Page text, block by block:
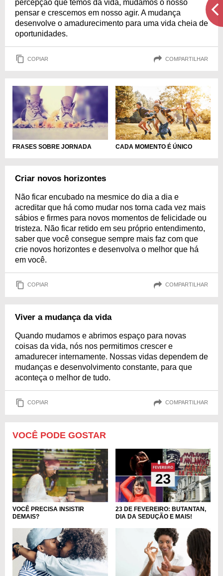
percepção que temos da vida, mudamos o nosso
pensar e crescemos em nosso agir. A mudança
desenvolve o amadurecimento para uma vida cheia de
oportunidades.
COPIAR COMPARTILHAR
FRASES SOBRE JORNADA CADA MOMENTO É ÚNICO
Criar novos horizontes
Não ficar encubado na mesmice do dia a dia e
acreditar que há como mudar nos torna cada vez mais
sábios e firmes para novos momentos de felicidade ou
tristeza. Não ficar retido em seu próprio entendimento,
saber que você consegue sempre mais faz com que
crie novos horizontes e desenvolva o melhor que há
em você.
COPIAR COMPARTILHAR
Viver a mudança da vida
Quando mudamos e abrimos espaço para novas
coisas da vida, nós nos permitimos crescer e
amadurecer internamente. Nossas vidas dependem de
mudanças e desenvolvimento constante, para que
aconteça o melhor de tudo.
COPIAR COMPARTILHAR
VOCÊ PODE GOSTAR
VOCÊ PRECISA INSISTIR
DEMAIS?
23 DE FEVEREIRO: BUTANTAN,
DIA DA SEDUÇÃO E MAIS!